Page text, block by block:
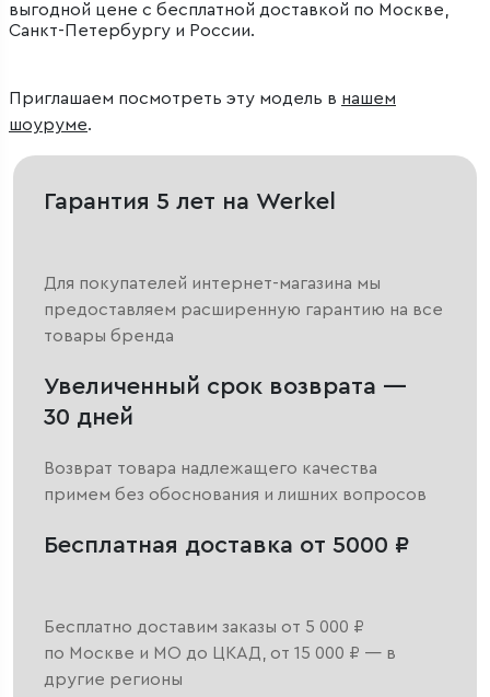
выгодной цене с бесплатной доставкой по Москве,
Санкт-Петербургу и России.
Приглашаем посмотреть эту модель в нашем
шоуруме.
Гарантия 5 лет на Werkel
Для покупателей интернет-магазина мы
предоставляем расширенную гарантию на все
товары бренда
Увеличенный срок возврата —
30 дней
Возврат товара надлежащего качества
примем без обоснования и лишних вопросов
Бесплатная доставка от 5000 ₽
Бесплатно доставим заказы от 5 000 ₽
по Москве и МО до ЦКАД, от 15 000 ₽ — в
другие регионы